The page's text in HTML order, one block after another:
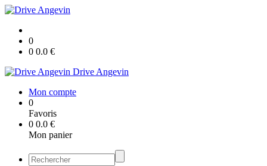
0
0 0.0 €
Drive Angevin
Mon compte
0
Favoris
0 0.0 €
Mon panier